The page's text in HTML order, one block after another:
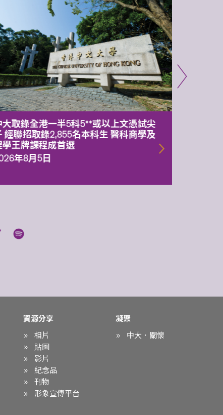
大取錄全港一半5科5**或以上文憑試尖
經聯招取錄2,855名本科生 醫科商學及
學王牌課程成首選
年8月5日
資源分享
相片
貼圖
影片
紀念品
刊物
形象宣傳平台
凝聚
中大．關懷